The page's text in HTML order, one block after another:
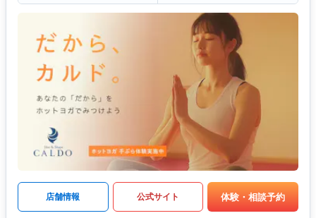
店舗情報 公式サイト 体験・相談予約